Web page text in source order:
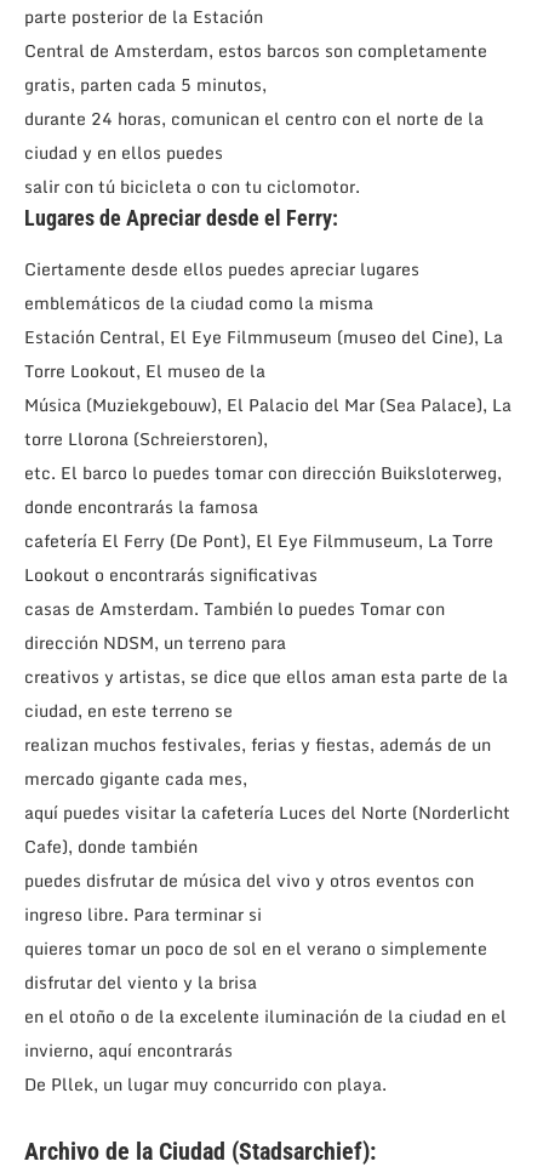
parte posterior de la Estación
Central de Amsterdam, estos barcos son completamente
gratis, parten cada 5 minutos,
durante 24 horas, comunican el centro con el norte de la
ciudad y en ellos puedes
salir con tú bicicleta o con tu ciclomotor.
Lugares de Apreciar desde el Ferry:
Ciertamente desde ellos puedes apreciar lugares
emblemáticos de la ciudad como la misma
Estación Central, El Eye Filmmuseum (museo del Cine), La
Torre Lookout, El museo de la
Música (Muziekgebouw), El Palacio del Mar (Sea Palace), La
torre Llorona (Schreierstoren),
etc. El barco lo puedes tomar con dirección Buiksloterweg,
donde encontrarás la famosa
cafetería El Ferry (De Pont), El Eye Filmmuseum, La Torre
Lookout o encontrarás significativas
casas de Amsterdam. También lo puedes Tomar con
dirección NDSM, un terreno para
creativos y artistas, se dice que ellos aman esta parte de la
ciudad, en este terreno se
realizan muchos festivales, ferias y fiestas, además de un
mercado gigante cada mes,
aquí puedes visitar la cafetería Luces del Norte (Norderlicht
Cafe), donde también
puedes disfrutar de música del vivo y otros eventos con
ingreso libre. Para terminar si
quieres tomar un poco de sol en el verano o simplemente
disfrutar del viento y la brisa
en el otoño o de la excelente iluminación de la ciudad en el
invierno, aquí encontrarás
De Pllek, un lugar muy concurrido con playa.
Archivo de la Ciudad (Stadsarchief):